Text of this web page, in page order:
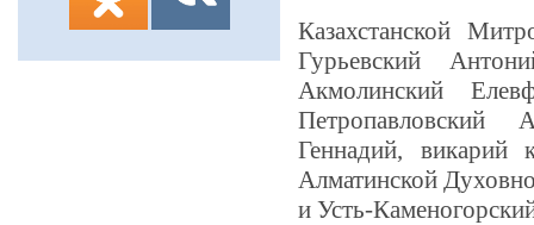
Казахстанской
Гурьевский
Акмолинский
Петропавловский
Геннадий, викарий
Алматинской
и Усть-